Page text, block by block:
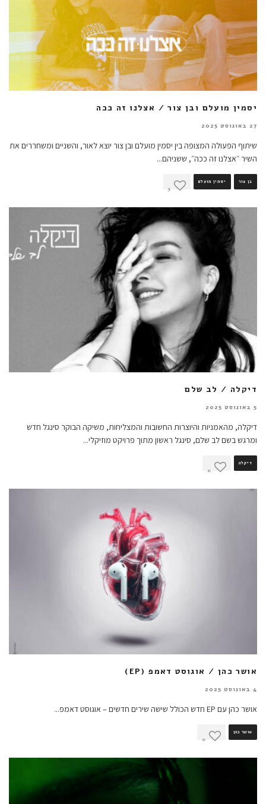
יסמין מועלם ובן צור / אצלנו זה ככה
27 באוגוסט 2025
שיתוף הפעולה המצופה בין יסמין מועלם ובן צור יוצא לאור, והשניים ומשחררים את
השיר ״אצלנו זה ככה״, ששניהם...
בן צור יסמין מועלם
3
דיקלה / לב שלם
5 באוגוסט 2025
דיקלה, מהאמניות והיוצרות החשובות והמצליחות, משיקה הבוקר סינגל חדש
ומרגש בשם לב שלם, סינגל ראשון מתוך פרויקט מוזיקלי...
דיקלה
0
אושר כהן / אוגוסט דאמפ (EP)
4 באוגוסט 2025
אושר כהן עם EP חדש הכולל שישה שירים חדשים – אוגוסט דאמפ ...
אושר כהן
0